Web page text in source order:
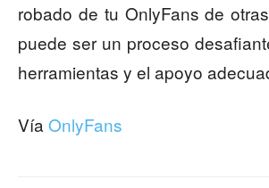
robado de tu OnlyFans de
puede ser un proceso
herramientas y el apoyo
Vía OnlyFans